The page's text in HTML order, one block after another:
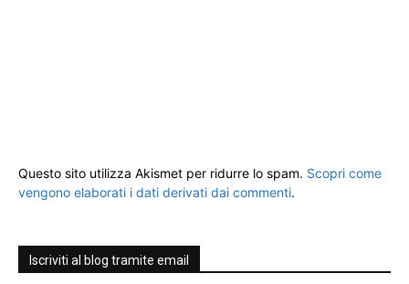
Questo sito utilizza Akismet per ridurre lo spam. Scopri come
vengono elaborati i dati derivati dai commenti.
Iscriviti al blog tramite email